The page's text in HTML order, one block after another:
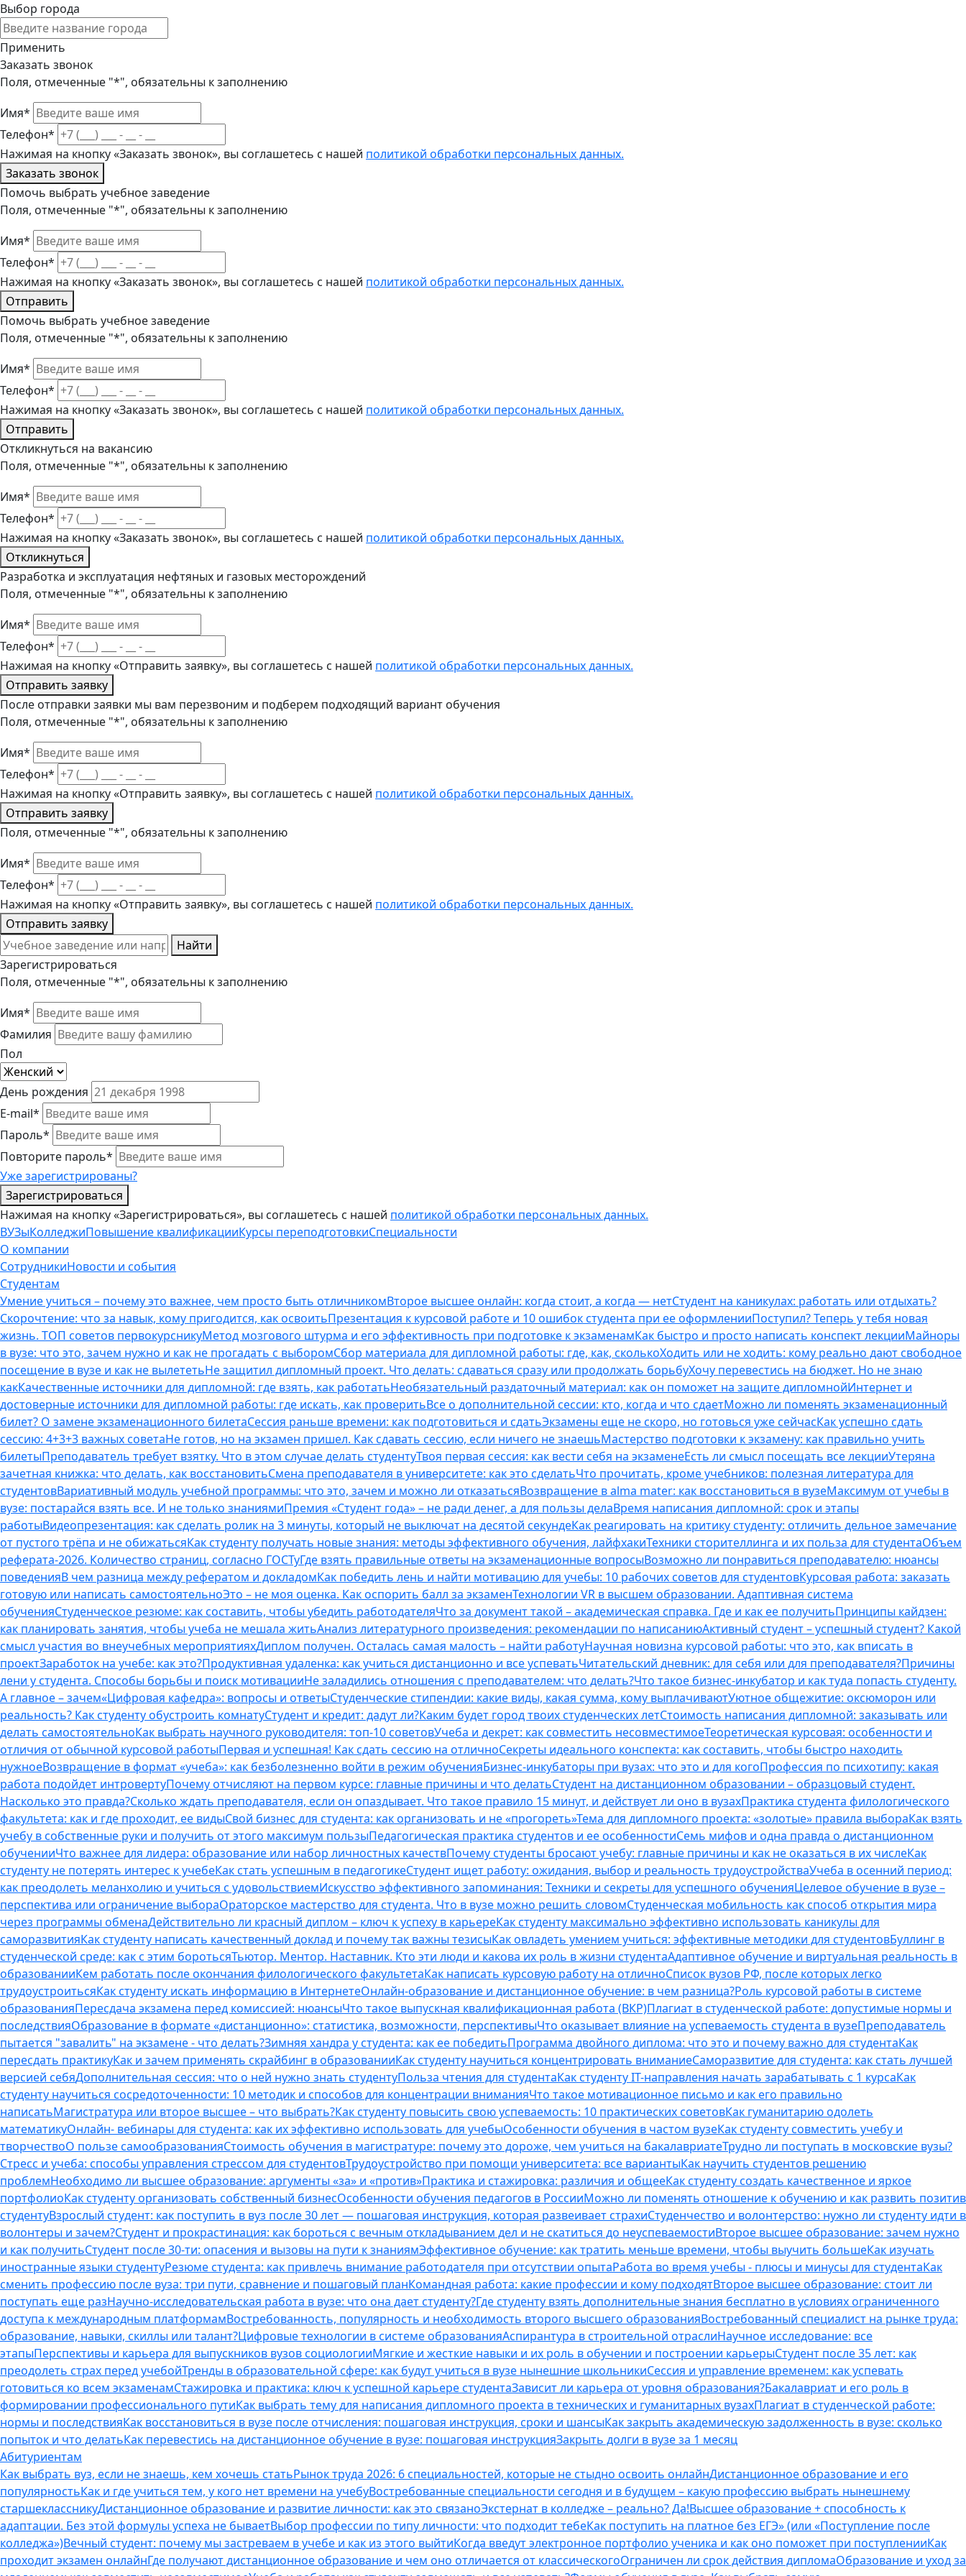
Выбор города
Применить
Заказать звонок
Поля, отмеченные "*", обязательны к заполнению
Имя*
Телефон*
Нажимая на кнопку «Заказать звонок», вы соглашетесь с нашей политикой обработки персональных данных.
Заказать звонок
Помочь выбрать учебное заведение
Поля, отмеченные "*", обязательны к заполнению
Имя*
Телефон*
Нажимая на кнопку «Заказать звонок», вы соглашетесь с нашей политикой обработки персональных данных.
Отправить
Помочь выбрать учебное заведение
Поля, отмеченные "*", обязательны к заполнению
Имя*
Телефон*
Нажимая на кнопку «Заказать звонок», вы соглашетесь с нашей политикой обработки персональных данных.
Отправить
Откликнуться на вакансию
Поля, отмеченные "*", обязательны к заполнению
Имя*
Телефон*
Нажимая на кнопку «Заказать звонок», вы соглашетесь с нашей политикой обработки персональных данных.
Откликнуться
Разработка и эксплуатация нефтяных и газовых месторождений
Поля, отмеченные "*", обязательны к заполнению
Имя*
Телефон*
Нажимая на кнопку «Отправить заявку», вы соглашетесь с нашей политикой обработки персональных данных.
Отправить заявку
После отправки заявки мы вам перезвоним и подберем подходящий вариант обучения
Поля, отмеченные "*", обязательны к заполнению
Имя*
Телефон*
Нажимая на кнопку «Отправить заявку», вы соглашетесь с нашей политикой обработки персональных данных.
Отправить заявку
Поля, отмеченные "*", обязательны к заполнению
Имя*
Телефон*
Нажимая на кнопку «Отправить заявку», вы соглашетесь с нашей политикой обработки персональных данных.
Отправить заявку
Найти
Зарегистрироваться
Поля, отмеченные "*", обязательны к заполнению
Имя*
Фамилия
Пол
День рождения
E-mail*
Пароль*
Повторите пароль*
Уже зарегистрированы?
Зарегистрироваться
Нажимая на кнопку «Зарегистрироваться», вы соглашетесь с нашей политикой обработки персональных данных.
ВУЗыКолледжиПовышение квалификацииКурсы переподготовкиСпециальности
О компании
СотрудникиНовости и события
Студентам
Умение учиться – почему это важнее, чем просто быть отличникомВторое высшее онлайн: когда стоит, а когда — нетСтудент на каникулах: работать или отдыхать?
Скорочтение: что за навык, кому пригодится, как освоитьПрезентация к курсовой работе и 10 ошибок студента при ее оформленииПоступил? Теперь у тебя новая
жизнь. ТОП советов первокурсникуМетод мозгового штурма и его эффективность при подготовке к экзаменамКак быстро и просто написать конспект лекцииМайноры
в вузе: что это, зачем нужно и как не прогадать с выборомСбор материала для дипломной работы: где, как, сколькоХодить или не ходить: кому реально дают свободное
посещение в вузе и как не вылететьНе защитил дипломный проект. Что делать: сдаваться сразу или продолжать борьбуХочу перевестись на бюджет. Но не знаю
какКачественные источники для дипломной: где взять, как работатьНеобязательный раздаточный материал: как он поможет на защите дипломнойИнтернет и
достоверные источники для дипломной работы: где искать, как проверитьВсе о дополнительной сессии: кто, когда и что сдаетМожно ли поменять экзаменационный
билет? О замене экзаменационного билетаСессия раньше времени: как подготовиться и сдатьЭкзамены еще не скоро, но готовься уже сейчасКак успешно сдать
сессию: 4+3+3 важных советаНе готов, но на экзамен пришел. Как сдавать сессию, если ничего не знаешьМастерство подготовки к экзамену: как правильно учить
билетыПреподаватель требует взятку. Что в этом случае делать студентуТвоя первая сессия: как вести себя на экзаменеЕсть ли смысл посещать все лекцииУтеряна
зачетная книжка: что делать, как восстановитьСмена преподавателя в университете: как это сделатьЧто прочитать, кроме учебников: полезная литература для
студентовВариативный модуль учебной программы: что это, зачем и можно ли отказатьсяВозвращение в alma mater: как восстановиться в вузеМаксимум от учебы в
вузе: постарайся взять все. И не только знаниямиПремия «Студент года» – не ради денег, а для пользы делаВремя написания дипломной: срок и этапы
работыВидеопрезентация: как сделать ролик на 3 минуты, который не выключат на десятой секундеКак реагировать на критику студенту: отличить дельное замечание
от пустого трёпа и не обижатьсяКак студенту получать новые знания: методы эффективного обучения, лайфхакиТехники сторителлинга и их польза для студентаОбъем
реферата-2026. Количество страниц, согласно ГОСТуГде взять правильные ответы на экзаменационные вопросыВозможно ли понравиться преподавателю: нюансы
поведенияВ чем разница между рефератом и докладомКак победить лень и найти мотивацию для учебы: 10 рабочих советов для студентовКурсовая работа: заказать
готовую или написать самостоятельноЭто – не моя оценка. Как оспорить балл за экзаменТехнологии VR в высшем образовании. Адаптивная система
обученияСтуденческое резюме: как составить, чтобы убедить работодателяЧто за документ такой – академическая справка. Где и как ее получитьПринципы кайдзен:
как планировать занятия, чтобы учеба не мешала житьАнализ литературного произведения: рекомендации по написаниюАктивный студент – успешный студент? Какой
смысл участия во внеучебных мероприятияхДиплом получен. Осталась самая малость – найти работуНаучная новизна курсовой работы: что это, как вписать в
проектЗаработок на учебе: как это?Продуктивная удаленка: как учиться дистанционно и все успеватьЧитательский дневник: для себя или для преподавателя?Причины
лени у студента. Способы борьбы и поиск мотивацииНе заладились отношения с преподавателем: что делать?Что такое бизнес-инкубатор и как туда попасть студенту.
А главное – зачем«Цифровая кафедра»: вопросы и ответыСтуденческие стипендии: какие виды, какая сумма, кому выплачиваютУютное общежитие: оксюморон или
реальность? Как студенту обустроить комнатуСтудент и кредит: дадут ли?Каким будет город твоих студенческих летСтоимость написания дипломной: заказывать или
делать самостоятельноКак выбрать научного руководителя: топ-10 советовУчеба и декрет: как совместить несовместимоеТеоретическая курсовая: особенности и
отличия от обычной курсовой работыПервая и успешная! Как сдать сессию на отличноСекреты идеального конспекта: как составить, чтобы быстро находить
нужноеВозвращение в формат «учеба»: как безболезненно войти в режим обученияБизнес-инкубаторы при вузах: что это и для когоПрофессия по психотипу: какая
работа подойдет интровертуПочему отчисляют на первом курсе: главные причины и что делатьСтудент на дистанционном образовании – образцовый студент.
Насколько это правда?Сколько ждать преподавателя, если он опаздывает. Что такое правило 15 минут, и действует ли оно в вузахПрактика студента филологического
факультета: как и где проходит, ее видыСвой бизнес для студента: как организовать и не «прогореть»Тема для дипломного проекта: «золотые» правила выбораКак взять
учебу в собственные руки и получить от этого максимум пользыПедагогическая практика студентов и ее особенностиСемь мифов и одна правда о дистанционном
обученииЧто важнее для лидера: образование или набор личностных качествПочему студенты бросают учебу: главные причины и как не оказаться в их числеКак
студенту не потерять интерес к учебеКак стать успешным в педагогикеСтудент ищет работу: ожидания, выбор и реальность трудоустройстваУчеба в осенний период:
как преодолеть меланхолию и учиться с удовольствиемИскусство эффективного запоминания: Техники и секреты для успешного обученияЦелевое обучение в вузе –
перспектива или ограничение выбораОраторское мастерство для студента. Что в вузе можно решить словомСтуденческая мобильность как способ открытия мира
через программы обменаДействительно ли красный диплом – ключ к успеху в карьереКак студенту максимально эффективно использовать каникулы для
саморазвитияКак студенту написать качественный доклад и почему так важны тезисыКак овладеть умением учиться: эффективные методики для студентовБуллинг в
студенческой среде: как с этим боротьсяТьютор. Ментор. Наставник. Кто эти люди и какова их роль в жизни студентаАдаптивное обучение и виртуальная реальность в
образованииКем работать после окончания филологического факультетаКак написать курсовую работу на отличноСписок вузов РФ, после которых легко
трудоустроитьсяКак студенту искать информацию в ИнтернетеОнлайн-образование и дистанционное обучение: в чем разница?Роль курсовой работы в системе
образованияПересдача экзамена перед комиссией: нюансыЧто такое выпускная квалификационная работа (ВКР)Плагиат в студенческой работе: допустимые нормы и
последствияОбразование в формате «дистанционно»: статистика, возможности, перспективыЧто оказывает влияние на успеваемость студента в вузеПреподаватель
пытается "завалить" на экзамене - что делать?Зимняя хандра у студента: как ее победитьПрограмма двойного диплома: что это и почему важно для студентаКак
пересдать практикуКак и зачем применять скрайбинг в образованииКак студенту научиться концентрировать вниманиеСаморазвитие для студента: как стать лучшей
версией себяДополнительная сессия: что о ней нужно знать студентуПольза чтения для студентаКак студенту IT-направления начать зарабатывать с 1 курсаКак
студенту научиться сосредоточенности: 10 методик и способов для концентрации вниманияЧто такое мотивационное письмо и как его правильно
написатьМагистратура или второе высшее – что выбрать?Как студенту повысить свою успеваемость: 10 практических советовКак гуманитарию одолеть
математикуОнлайн- вебинары для студента: как их эффективно использовать для учебыОсобенности обучения в частом вузеКак студенту совместить учебу и
творчествоО пользе самообразованияСтоимость обучения в магистратуре: почему это дороже, чем учиться на бакалавриатеТрудно ли поступать в московские вузы?
Стресс и учеба: способы управления стрессом для студентовТрудоустройство при помощи университета: все вариантыКак научить студентов решению
проблемНеобходимо ли высшее образование: аргументы «за» и «против»Практика и стажировка: различия и общееКак студенту создать качественное и яркое
портфолиоКак студенту организовать собственный бизнесОсобенности обучения педагогов в РоссииМожно ли поменять отношение к обучению и как развить позитив
студентуВзрослый студент: как поступить в вуз после 30 лет — пошаговая инструкция, которая развеивает страхиСтуденчество и волонтерство: нужно ли cтуденту идти в
волонтеры и зачем?Студент и прокрастинация: как бороться с вечным откладыванием дел и не скатиться до неуспеваемостиВторое высшее образование: зачем нужно
и как получитьСтудент после 30-ти: опасения и вызовы на пути к знаниямЭффективное обучение: как тратить меньше времени, чтобы выучить большеКак изучать
иностранные языки студентуРезюме студента: как привлечь внимание работодателя при отсутствии опытаРабота во время учебы - плюсы и минусы для студентаКак
сменить профессию после вуза: три пути, сравнение и пошаговый планКомандная работа: какие профессии и кому подходятВторое высшее образование: стоит ли
поступать еще разНаучно-исследовательская работа в вузе: что она дает студенту?Где студенту взять дополнительные знания бесплатно в условиях ограниченного
доступа к международным платформамВостребованность, популярность и необходимость второго высшего образованияВостребованный специалист на рынке труда:
образование, навыки, скиллы или талант?Цифровые технологии в системе образованияАспирантура в строительной отраслиНаучное исследование: все
этапыПерспективы и карьера для выпускников вузов социологииМягкие и жесткие навыки и их роль в обучении и построении карьерыСтудент после 35 лет: как
преодолеть страх перед учебойТренды в образовательной сфере: как будут учиться в вузе нынешние школьникиСессия и управление временем: как успевать
готовиться ко всем экзаменамСтажировка и практика: ключ к успешной карьере студентаЗависит ли карьера от уровня образования?Бакалавриат и его роль в
формировании профессионального путиКак выбрать тему для написания дипломного проекта в технических и гуманитарных вузахПлагиат в студенческой работе:
нормы и последствияКак восстановиться в вузе после отчисления: пошаговая инструкция, сроки и шансыКак закрыть академическую задолженность в вузе: сколько
попыток и что делатьКак перевестись на дистанционное обучение в вузе: пошаговая инструкцияЗакрыть долги в вузе за 1 месяц
Абитуриентам
Как выбрать вуз, если не знаешь, кем хочешь статьРынок труда 2026: 6 специальностей, которые не стыдно освоить онлайнДистанционное образование и его
популярностьКак и где учиться тем, у кого нет времени на учебуВостребованные специальности сегодня и в будущем – какую профессию выбрать нынешнему
старшеклассникуДистанционное образование и развитие личности: как это связаноЭкстернат в колледже – реально? Да!Высшее образование + способность к
адаптации. Без этой формулы успеха не бываетВыбор профессии по типу личности: что подходит тебеКак поступить на платное без ЕГЭ» (или «Поступление после
колледжа»)Вечный студент: почему мы застреваем в учебе и как из этого выйтиКогда введут электронное портфолио ученика и как оно поможет при поступленииКак
проходит экзамен онлайнГде получают дистанционное образование и чем оно отличается от классическогоОграничен ли срок действия дипломаОбразование и уход за